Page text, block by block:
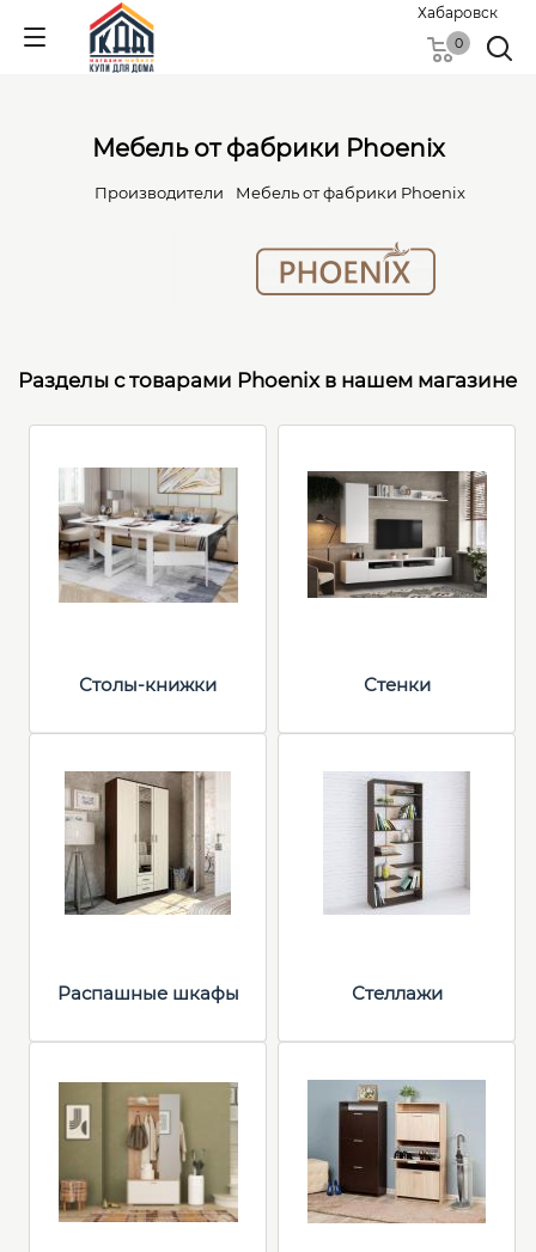
Хабаровск
0
Мебель от фабрики Phoenix
Производители Мебель от фабрики Phoenix
Разделы с товарами Phoenix в нашем магазине
Столы-книжки Стенки
Распашные шкафы Стеллажи